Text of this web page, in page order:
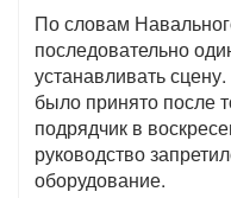
По словам
последовательно
устанавливать
было принято после
подрядчик в
руководство
оборудование.